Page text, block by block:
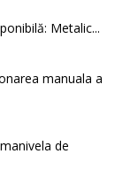
Metalic...
manuala a
de